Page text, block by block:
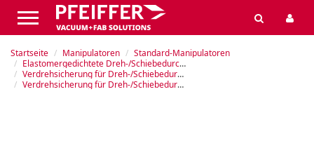
Startseite Manipulatoren
Standard-Manipulatoren
Elastomergedichtete Dreh-/Schiebedurchführungen
Verdrehsicherung für Dreh-/Schiebedurchführungen MDD
Verdrehsicherung für Dreh-/Schiebedurchführungen MDD